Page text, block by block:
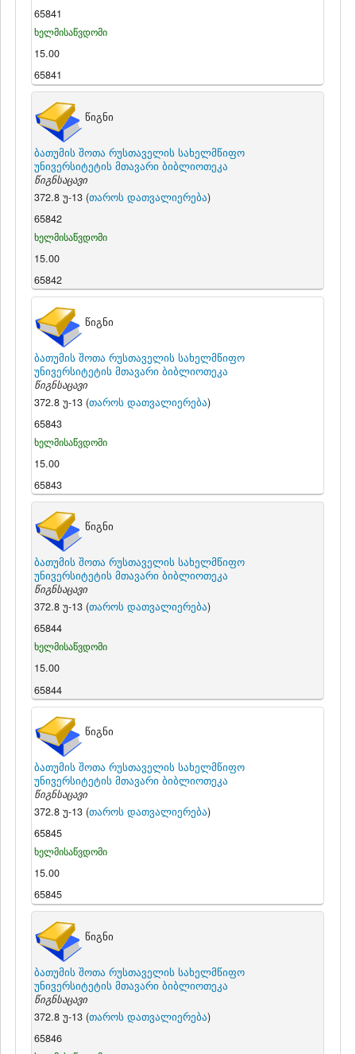
65841
ხელმისაწვდომი
15.00
65841
წიგნი
ბათუმის შოთა რუსთაველის სახელმწიფო
უნივერსიტეტის მთავარი ბიბლიოთეკა
წიგნსაცავი
372.8 უ-13 (თაროს დათვალიერება)
65842
ხელმისაწვდომი
15.00
65842
წიგნი
ბათუმის შოთა რუსთაველის სახელმწიფო
უნივერსიტეტის მთავარი ბიბლიოთეკა
წიგნსაცავი
372.8 უ-13 (თაროს დათვალიერება)
65843
ხელმისაწვდომი
15.00
65843
წიგნი
ბათუმის შოთა რუსთაველის სახელმწიფო
უნივერსიტეტის მთავარი ბიბლიოთეკა
წიგნსაცავი
372.8 უ-13 (თაროს დათვალიერება)
65844
ხელმისაწვდომი
15.00
65844
წიგნი
ბათუმის შოთა რუსთაველის სახელმწიფო
უნივერსიტეტის მთავარი ბიბლიოთეკა
წიგნსაცავი
372.8 უ-13 (თაროს დათვალიერება)
65845
ხელმისაწვდომი
15.00
65845
წიგნი
ბათუმის შოთა რუსთაველის სახელმწიფო
უნივერსიტეტის მთავარი ბიბლიოთეკა
წიგნსაცავი
372.8 უ-13 (თაროს დათვალიერება)
65846